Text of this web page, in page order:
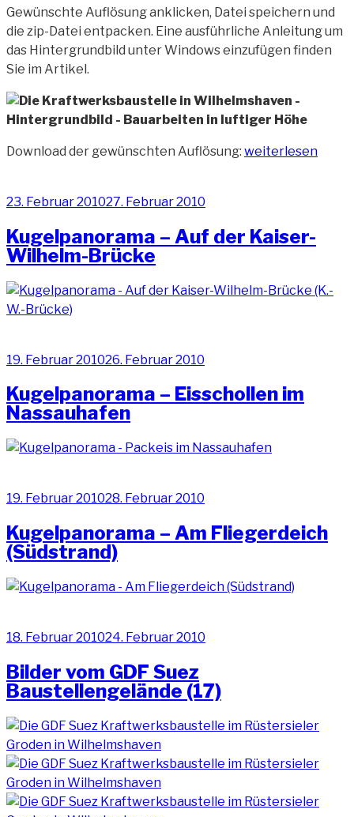
Gewünschte Auflösung anklicken, Datei speichern und
die zip-Datei entpacken. Eine ausführliche Anleitung um
das Hintergrundbild unter Windows einzufügen finden
Sie im Artikel.
Download der gewünschten Auflösung: „Hintergrundbild
luftiger
Höhe“
weiterlesen
Veröffentlicht
23. Februar 201027. Februar 2010
Kugelpanorama – Auf der Kaiser-
Wilhelm-Brücke
Veröffentlicht
19. Februar 201026. Februar 2010
Kugelpanorama – Eisschollen im
Nassauhafen
Veröffentlicht
19. Februar 201028. Februar 2010
Kugelpanorama – Am Fliegerdeich
(Südstrand)
Veröffentlicht
18. Februar 201024. Februar 2010
Bilder vom GDF Suez
Baustellengelände (17)